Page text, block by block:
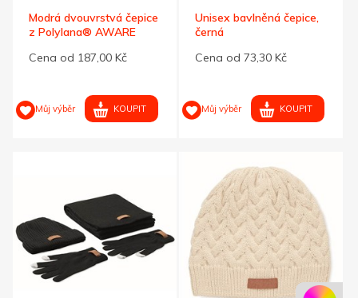
Modrá dvouvrstvá čepice
z Polylana® AWARE
Cena od 187,00 Kč
Můj výběr KOUPIT
Unisex bavlněná čepice,
černá
Cena od 73,30 Kč
Můj výběr KOUPIT